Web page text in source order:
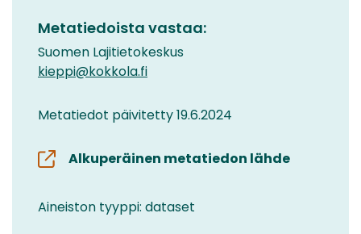
Metatiedoista vastaa:
Suomen Lajitietokeskus
kieppi@kokkola.fi
Metatiedot päivitetty 19.6.2024
Alkuperäinen metatiedon lähde
Aineiston tyyppi: dataset